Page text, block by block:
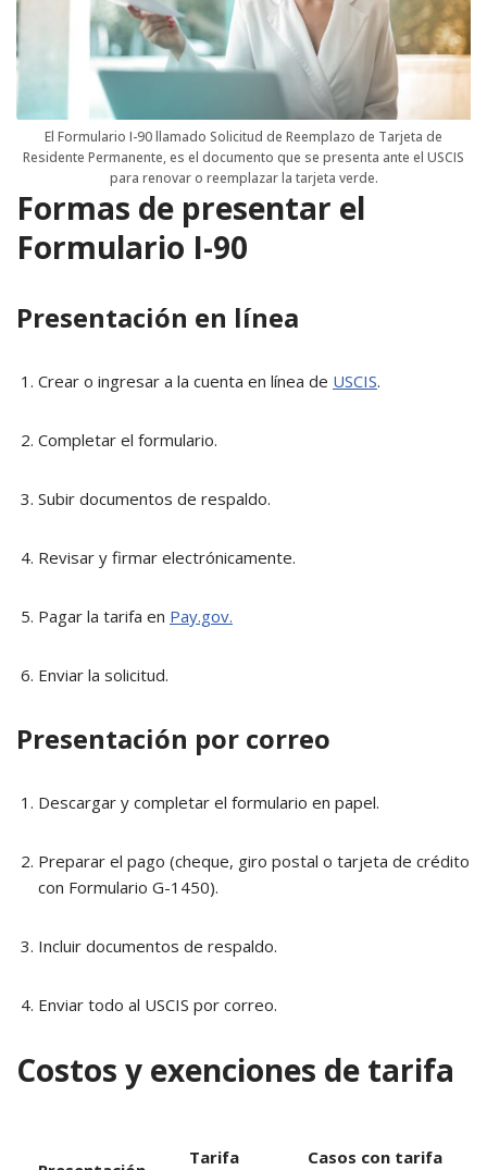
El Formulario I-90 llamado Solicitud de Reemplazo de Tarjeta de
Residente Permanente, es el documento que se presenta ante el USCIS
para renovar o reemplazar la tarjeta verde.
Formas de presentar el
Formulario I-90
Presentación en línea
Crear o ingresar a la cuenta en línea de USCIS.
Completar el formulario.
Subir documentos de respaldo.
Revisar y firmar electrónicamente.
Pagar la tarifa en Pay.gov.
Enviar la solicitud.
Presentación por correo
Descargar y completar el formulario en papel.
Preparar el pago (cheque, giro postal o tarjeta de crédito
con Formulario G-1450).
Incluir documentos de respaldo.
Enviar todo al USCIS por correo.
Costos y exenciones de tarifa
Tarifa Casos con tarifa